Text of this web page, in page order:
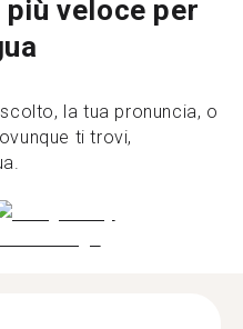
veloce per
la tua pronuncia, o
ti trovi,